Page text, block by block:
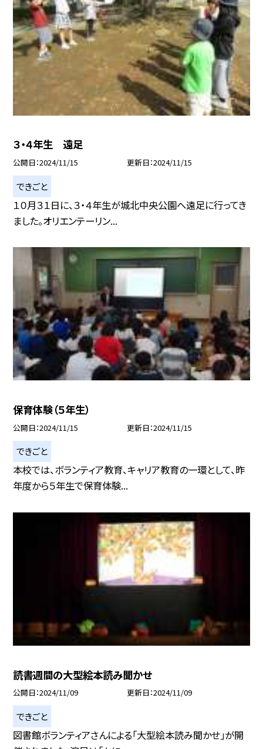
３・４年生 遠足
公開日 2024/11/15 更新日 2024/11/15
できごと
１０月３１日に、３・４年生が城北中央公園へ遠足に行ってき
ました。オリエンテーリン...
保育体験（５年生）
公開日 2024/11/15 更新日 2024/11/15
できごと
本校では、ボランティア教育、キャリア教育の一環として、昨
年度から５年生で保育体験...
読書週間の大型絵本読み聞かせ
公開日 2024/11/09 更新日 2024/11/09
できごと
図書館ボランティアさんによる「大型絵本読み聞かせ」が開